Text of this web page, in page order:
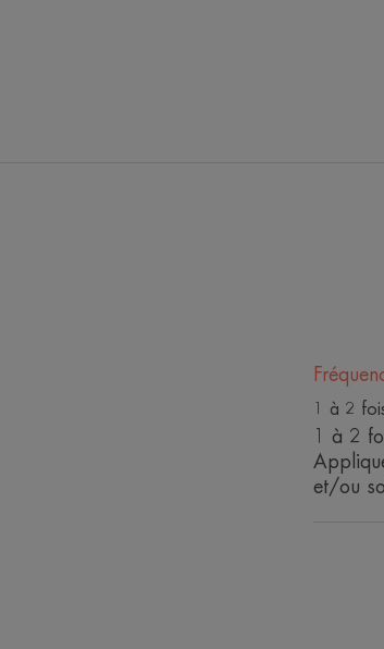
1 à 2
1 à 2
et/ou